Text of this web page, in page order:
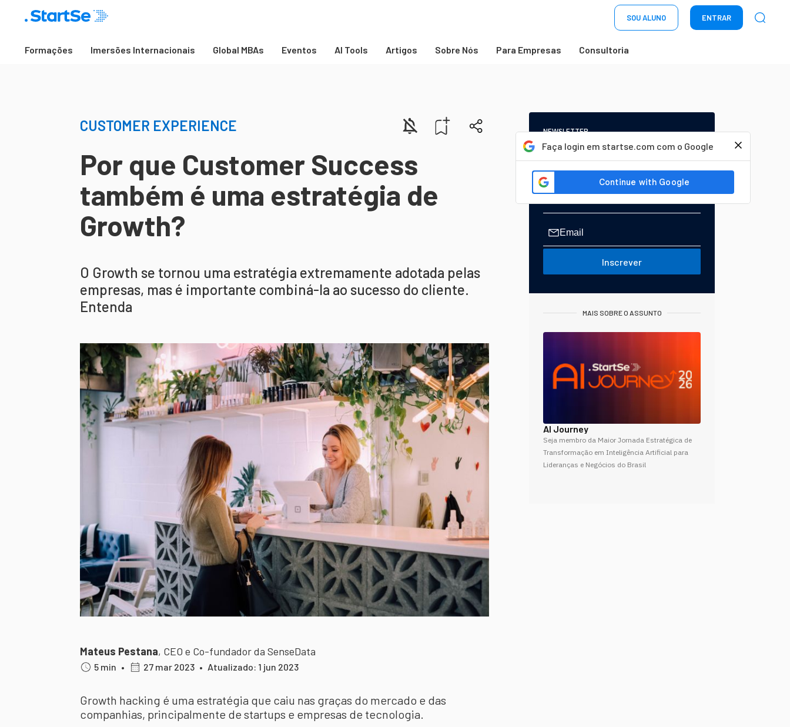
SOU ALUNO ENTRAR
Formações Imersões Internacionais Global MBAs Eventos AI Tools Artigos Sobre Nós Para Empresas Consultoria
Faça login em startse.com com o Google
CUSTOMER EXPERIENCE
Por que Customer Success
também é uma estratégia de
Growth?
O Growth se tornou uma estratégia extremamente adotada pelas
empresas, mas é importante combiná-la ao sucesso do cliente.
Entenda
Mateus Pestana, CEO e Co-fundador da SenseData
5 min • 27 mar 2023 • Atualizado: 1 jun 2023
Growth hacking é uma estratégia que caiu nas graças do mercado e das
companhias, principalmente de startups e empresas de tecnologia.
NEWSLETTER
Start Seu dia:
A Newsletter do AGORA!
Inscrever
MAIS SOBRE O ASSUNTO
AI Journey
Seja membro da Maior Jornada Estratégica de
Transformação em Inteligência Artificial para
Lideranças e Negócios do Brasil